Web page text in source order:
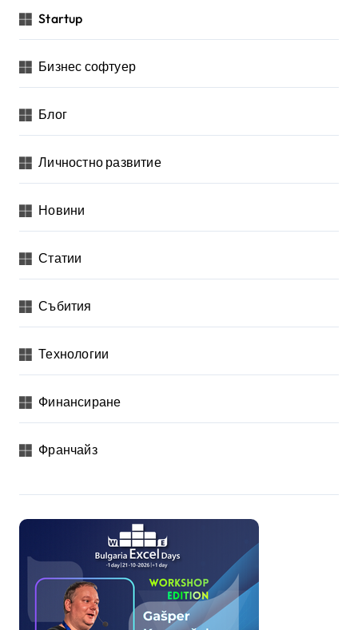
Startup
Бизнес софтуер
Блог
Личностно развитие
Новини
Статии
Събития
Технологии
Финансиране
Франчайз